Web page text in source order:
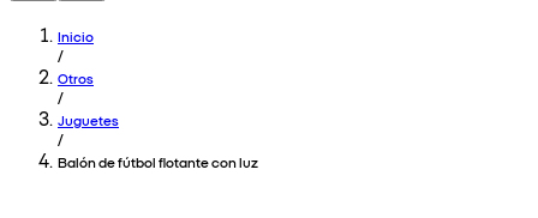
Inicio
/
Otros
/
Juguetes
/
Balón de fútbol flotante con luz